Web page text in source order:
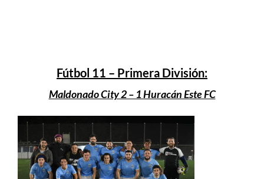
Fútbol 11 – Primera División:
Maldonado City 2 – 1 Huracán Este FC